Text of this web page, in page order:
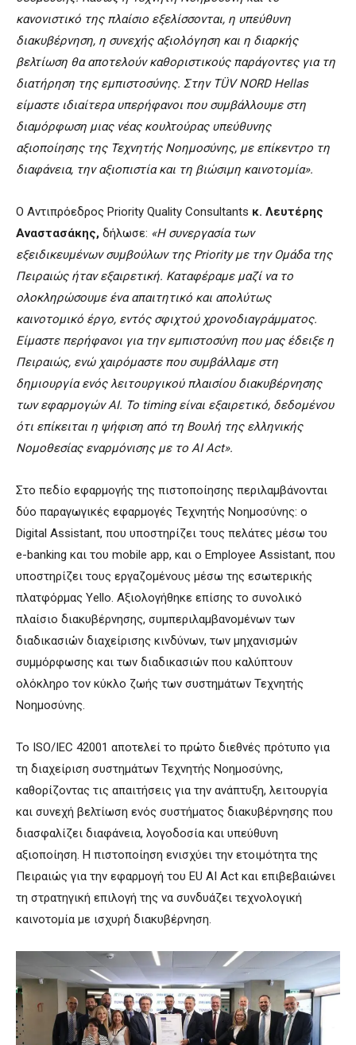
κανονιστικό της πλαίσιο εξελίσσονται, η υπεύθυνη
διακυβέρνηση, η συνεχής αξιολόγηση και η διαρκής
βελτίωση θα αποτελούν καθοριστικούς παράγοντες για τη
διατήρηση της εμπιστοσύνης. Στην TÜV NORD Hellas
είμαστε ιδιαίτερα υπερήφανοι που συμβάλλουμε στη
διαμόρφωση μιας νέας κουλτούρας υπεύθυνης
αξιοποίησης της Τεχνητής Νοημοσύνης, με επίκεντρο τη
διαφάνεια, την αξιοπιστία και τη βιώσιμη καινοτομία».
Ο Αντιπρόεδρος Priority Quality Consultants κ. Λευτέρης
Αναστασάκης, δήλωσε: «Η συνεργασία των
εξειδικευμένων συμβούλων της Priority με την Ομάδα της
Πειραιώς ήταν εξαιρετική. Kαταφέραμε μαζί να το
ολοκληρώσουμε ένα απαιτητικό και απολύτως
καινοτομικό έργο, εντός σφιχτού χρονοδιαγράμματος.
Είμαστε περήφανοι για την εμπιστοσύνη που μας έδειξε η
Πειραιώς, ενώ χαιρόμαστε που συμβάλλαμε στη
δημιουργία ενός λειτουργικού πλαισίου διακυβέρνησης
των εφαρμογών ΑΙ. Το timing είναι εξαιρετικό, δεδομένου
ότι επίκειται η ψήφιση από τη Βουλή της ελληνικής
Νομοθεσίας εναρμόνισης με το AI Act».
Στο πεδίο εφαρμογής της πιστοποίησης περιλαμβάνονται
δύο παραγωγικές εφαρμογές Τεχνητής Νοημοσύνης: ο
Digital Assistant, που υποστηρίζει τους πελάτες μέσω του
e-banking και του mobile app, και ο Employee Assistant, που
υποστηρίζει τους εργαζομένους μέσω της εσωτερικής
πλατφόρμας Yello. Αξιολογήθηκε επίσης το συνολικό
πλαίσιο διακυβέρνησης, συμπεριλαμβανομένων των
διαδικασιών διαχείρισης κινδύνων, των μηχανισμών
συμμόρφωσης και των διαδικασιών που καλύπτουν
ολόκληρο τον κύκλο ζωής των συστημάτων Τεχνητής
Νοημοσύνης.
Το ISO/IEC 42001 αποτελεί το πρώτο διεθνές πρότυπο για
τη διαχείριση συστημάτων Τεχνητής Νοημοσύνης,
καθορίζοντας τις απαιτήσεις για την ανάπτυξη, λειτουργία
και συνεχή βελτίωση ενός συστήματος διακυβέρνησης που
διασφαλίζει διαφάνεια, λογοδοσία και υπεύθυνη
αξιοποίηση. Η πιστοποίηση ενισχύει την ετοιμότητα της
Πειραιώς για την εφαρμογή του EU AI Act και επιβεβαιώνει
τη στρατηγική επιλογή της να συνδυάζει τεχνολογική
καινοτομία με ισχυρή διακυβέρνηση.